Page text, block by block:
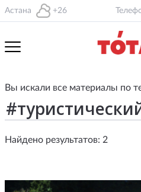
Астана +26
Вы искали все материалы по
Найдено результатов: 2